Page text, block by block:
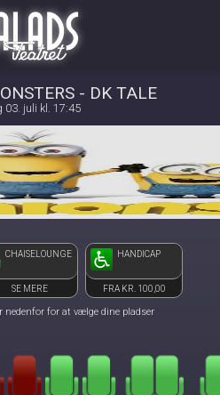
Teatret
- DK TALE
03. juli kl. 17:45
CHAISELOUNGE
SE MERE
HANDICAP
FRA KR. 100,00
nedenfor for at vælge dine pladser
front02 105120